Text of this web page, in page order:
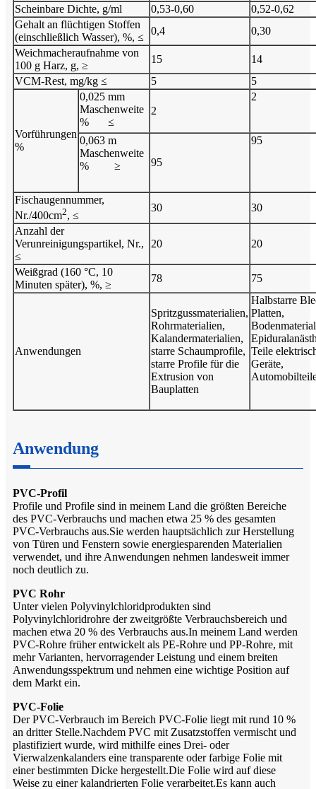
Scheinbare Dichte, g/ml
0,53-0,60
0,52-0,62
Gehalt an flüchtigen Stoffen
(einschließlich Wasser), %, ≤
0,4
0,30
Weichmacheraufnahme von
100 g Harz, g, ≥
15
14
VCM-Rest, mg/kg ≤
5 5
Vorführungen
%
0,025 mm
Maschenweite
%
≤
2
2
0,063 m
Maschenweite
%
≥ 95
95
Fischaugennummer,
Nr./400cm2, ≤
30
30
Anzahl der
Verunreinigungspartikel, Nr.,
≤
20 20
Weißgrad (160 °C, 10
Minuten später), %, ≥
78 75
Anwendungen
Spritzgussmaterialien,
Rohrmaterialien,
Kalandermaterialien,
starre Schaumprofile,
starre Profile für die
Extrusion von
Bauplatten
Halbstarre
Platten,
Teile
Geräte,
Anwendung
PVC-Profil
Profile und Profile sind in meinem Land die größten Bereiche
des PVC-Verbrauchs und machen etwa 25 % des gesamten
PVC-Verbrauchs aus.Sie werden hauptsächlich zur Herstellung
von Türen und Fenstern sowie energiesparenden Materialien
verwendet, und ihre Anwendungen nehmen landesweit immer
noch deutlich zu.
PVC Rohr
Unter vielen Polyvinylchloridprodukten sind
Polyvinylchloridrohre der zweitgrößte Verbrauchsbereich und
machen etwa 20 % des Verbrauchs aus.In meinem Land werden
PVC-Rohre früher entwickelt als PE-Rohre und PP-Rohre, mit
mehr Varianten, hervorragender Leistung und einem breiten
Anwendungsspektrum und nehmen eine wichtige Position auf
dem Markt ein.
PVC-Folie
Der PVC-Verbrauch im Bereich PVC-Folie liegt mit rund 10 %
an dritter Stelle.Nachdem PVC mit Zusatzstoffen vermischt und
plastifiziert wurde, wird mithilfe eines Drei- oder
Vierwalzenkalanders eine transparente oder farbige Folie mit
einer bestimmten Dicke hergestellt.Die Folie wird auf diese
Weise zu einer kalandrierten Folie verarbeitet.Es kann auch